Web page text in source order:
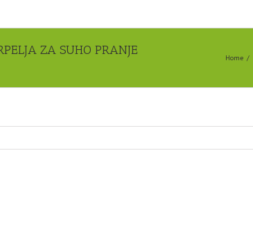
ZA SUHO PRANJE
Home